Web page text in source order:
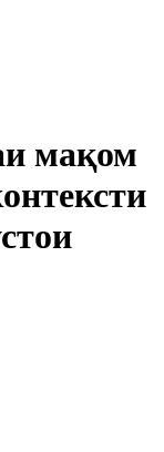
мақом